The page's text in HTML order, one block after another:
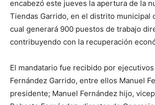
encabezó este jueves la apertura de la
Tiendas Garrido, en el distrito municipal
cual generará 900 puestos de trabajo
contribuyendo con la recuperación
El mandatario fue recibido por
Fernández Garrido, entre ellos Manuel
presidente; Manuel Fernández hijo,